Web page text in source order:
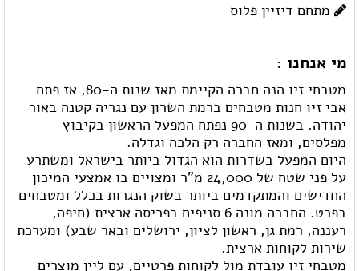
מתחם דיזיין פלוס
מי אנחנו :
מטבחי זיו הנה חברה הקיימת מאז שנות ה-80, אז פתח
אבי זיו חנות מטבחים ברמת השרון עם נגריה קטנה באור
יהודה. בשנות ה-90 נפתח המפעל הראשון בקיבוץ
מפלסים, ומאז החברה רק הלכה וגדלה.
היום המפעל בשדרות הוא הגדול ביותר בישראל ומשתרע
על פני שטח של 24,000 מ"ר ומצויים בו אמצעי המיכון
החדישים והמתקדמים ביותר בשוק הנגרות בכלל ומטבחים
בפרט. החברה מונה 6 סניפים בפריסה ארצית (חיפה,
רעננה, רמת גן, ראשון לציון, ירושלים ובאר שבע) ומערכת
שירות לקוחות ארצית.
מטבחי זיו עובדת מול לקוחות פרטיים, עם ליין מוצרים